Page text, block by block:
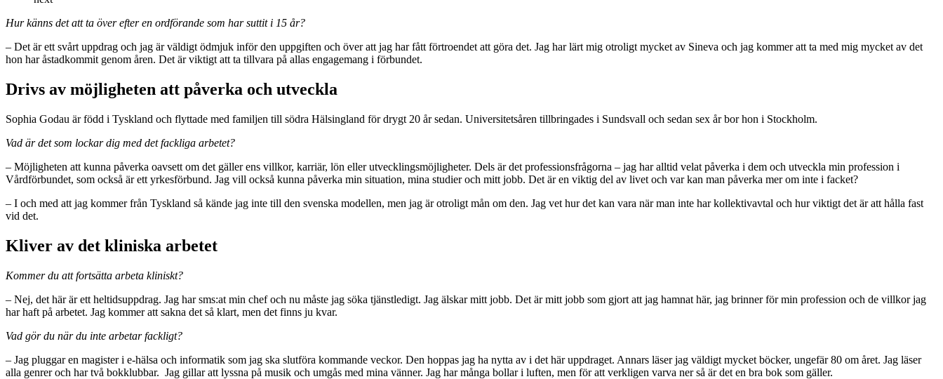
Hur känns det att ta över efter en ordförande som har suttit i 15 år?
– Det är ett svårt uppdrag och jag är väldigt ödmjuk inför den uppgiften och över att jag har fått förtroendet att göra det. Jag har lärt mig otroligt mycket av Sineva och jag kommer att ta med mig mycket av det
hon har åstadkommit genom åren. Det är viktigt att ta tillvara på allas engagemang i förbundet.
Drivs av möjligheten att påverka och utveckla
Sophia Godau är född i Tyskland och flyttade med familjen till södra Hälsingland för drygt 20 år sedan. Universitetsåren tillbringades i Sundsvall och sedan sex år bor hon i Stockholm.
Vad är det som lockar dig med det fackliga arbetet?
– Möjligheten att kunna påverka oavsett om det gäller ens villkor, karriär, lön eller utvecklingsmöjligheter. Dels är det professionsfrågorna – jag har alltid velat påverka i dem och utveckla min profession i
Vårdförbundet, som också är ett yrkesförbund. Jag vill också kunna påverka min situation, mina studier och mitt jobb. Det är en viktig del av livet och var kan man påverka mer om inte i facket?
– I och med att jag kommer från Tyskland så kände jag inte till den svenska modellen, men jag är otroligt mån om den. Jag vet hur det kan vara när man inte har kollektivavtal och hur viktigt det är att hålla fast
vid det.
Kliver av det kliniska arbetet
Kommer du att fortsätta arbeta kliniskt?
– Nej, det här är ett heltidsuppdrag. Jag har sms:at min chef och nu måste jag söka tjänstledigt. Jag älskar mitt jobb. Det är mitt jobb som gjort att jag hamnat här, jag brinner för min profession och de villkor jag
har haft på arbetet. Jag kommer att sakna det så klart, men det finns ju kvar.
Vad gör du när du inte arbetar fackligt?
– Jag pluggar en magister i e-hälsa och informatik som jag ska slutföra kommande veckor. Den hoppas jag ha nytta av i det här uppdraget. Annars läser jag väldigt mycket böcker, ungefär 80 om året. Jag läser
alla genrer och har två bokklubbar. Jag gillar att lyssna på musik och umgås med mina vänner. Jag har många bollar i luften, men för att verkligen varva ner så är det en bra bok som gäller.